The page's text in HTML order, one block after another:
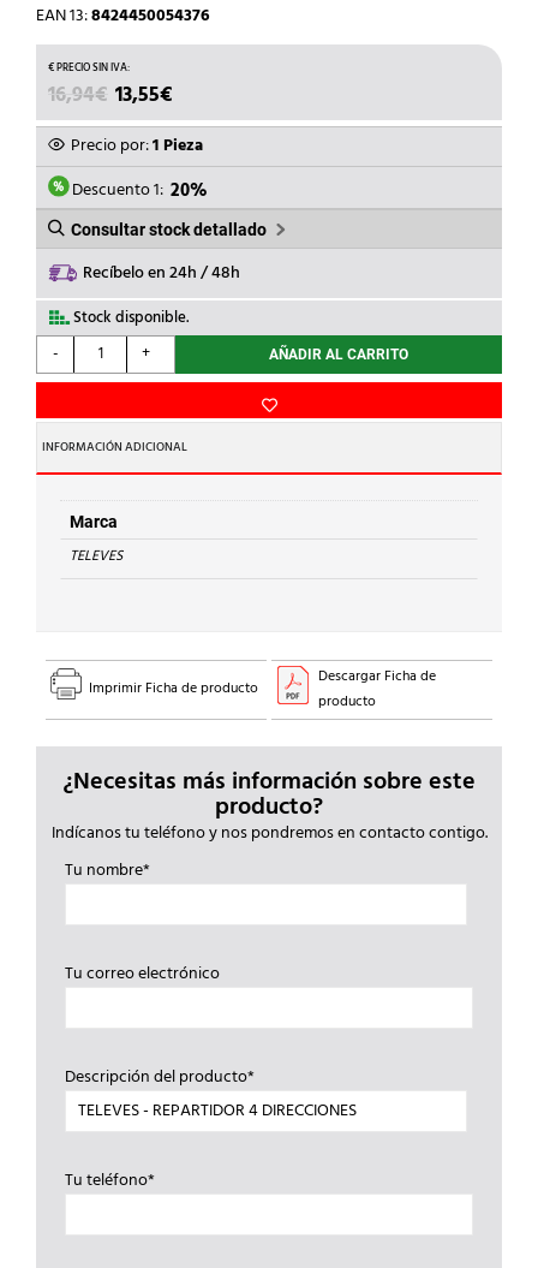
EAN 13:8424450054376
16,94€ EL
PRECIO
ORIGINAL
ERA:
16,94€.
13,55€
PRECIO
ACTUAL
ES:
13,55€.
Precio por:1 Pieza
Descuento 1: 20%
Consultar stock detallado
Recíbelo en 24h / 48h
Stock disponible.
-
TELEVES
-
4
DIRECCIONES
cantidad
+ AÑADIR AL CARRITO
INFORMACIÓN ADICIONAL
Marca
TELEVES
Imprimir Ficha de producto
Descargar Ficha de
producto
¿Necesitas más información sobre este
producto?
Indícanos tu teléfono y nos pondremos en contacto contigo.
Tu nombre*
Tu correo electrónico
Descripción del producto*
Tu teléfono*